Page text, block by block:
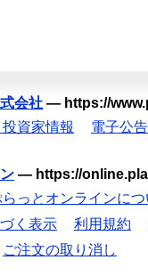
会社 — https://
資家情報 電子公告
— https://
らっとオンラインにつ
く表示
利用規約
ご注文の取り消し